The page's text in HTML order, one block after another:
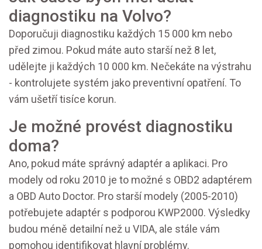
diagnostiku na Volvo?
Doporučuji diagnostiku každých 15 000 km nebo
před zimou. Pokud máte auto starší než 8 let,
udělejte ji každých 10 000 km. Nečekáte na výstrahu
- kontrolujete systém jako preventivní opatření. To
vám ušetří tisíce korun.
Je možné provést diagnostiku
doma?
Ano, pokud máte správný adaptér a aplikaci. Pro
modely od roku 2010 je to možné s OBD2 adaptérem
a OBD Auto Doctor. Pro starší modely (2005-2010)
potřebujete adaptér s podporou KWP2000. Výsledky
budou méně detailní než u VIDA, ale stále vám
pomohou identifikovat hlavní problémy.